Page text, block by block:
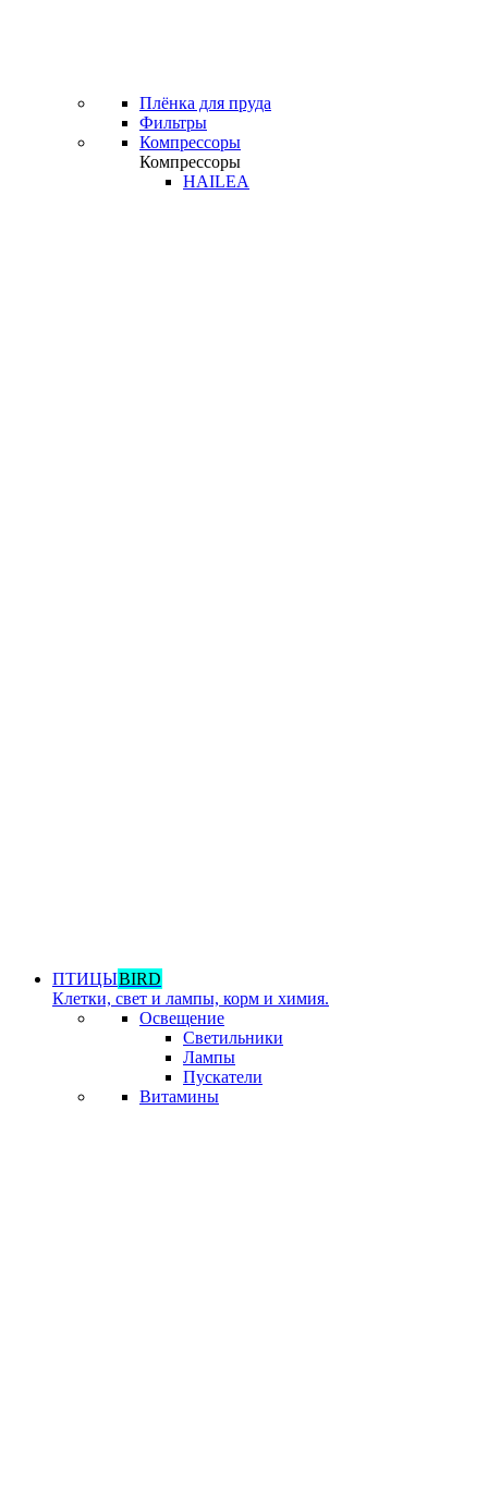
Плёнка для пруда
Фильтры
Компрессоры
Компрессоры
HAILEA
ПТИЦЫBIRD
Клетки, свет и лампы, корм и химия.
Освещение
Светильники
Лампы
Пускатели
Витамины